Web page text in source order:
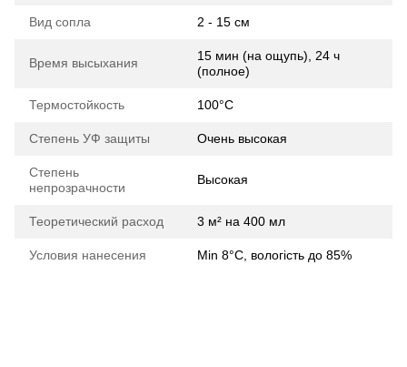
Вид сопла 2 - 15 см
Время высыхания
15 мин (на ощупь), 24 ч
(полное)
Термостойкость 100°C
Степень УФ защиты Очень высокая
Степень
непрозрачности
Высокая
Теоретический расход 3 м² на 400 мл
Условия нанесения Min 8°C, вологість до 85%